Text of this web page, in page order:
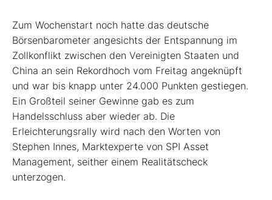
Zum Wochenstart noch hatte das deutsche
Börsenbarometer angesichts der Entspannung im
Zollkonflikt zwischen den Vereinigten Staaten und
China an sein Rekordhoch vom Freitag angeknüpft
und war bis knapp unter 24.000 Punkten gestiegen.
Ein Großteil seiner Gewinne gab es zum
Handelsschluss aber wieder ab. Die
Erleichterungsrally wird nach den Worten von
Stephen Innes, Marktexperte von SPI Asset
Management, seither einem Realitätscheck
unterzogen.